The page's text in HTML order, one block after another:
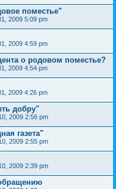
поместье"
2009 5:09 pm
2009 4:59 pm
о родовом поместье?
2009 4:54 pm
2009 4:26 pm
добру"
2009 2:56 pm
газета"
2009 2:55 pm
2009 2:39 pm